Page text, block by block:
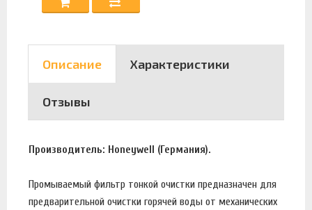
Описание Характеристики
Отзывы
Производитель: Honeywell (Германия).
Промываемый фильтр тонкой очистки предназначен для
предварительной очистки горячей воды от механических